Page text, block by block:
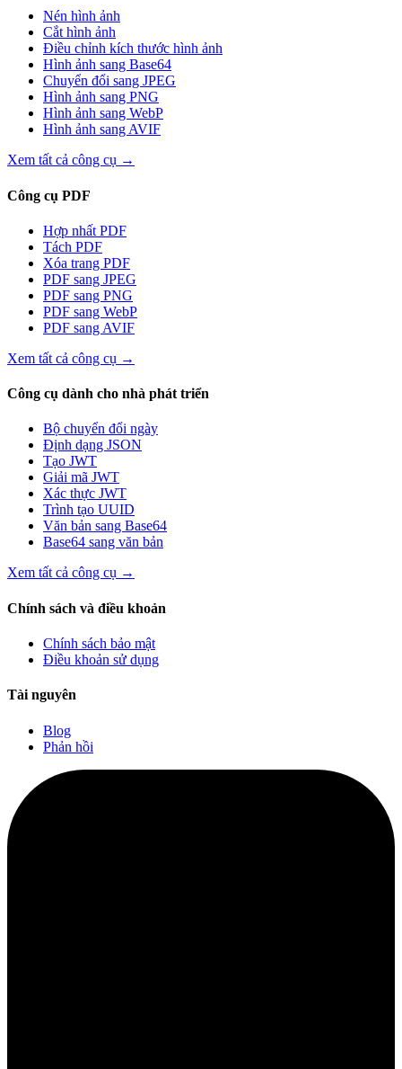
Nén hình ảnh
Cắt hình ảnh
Điều chỉnh kích thước hình ảnh
Hình ảnh sang Base64
Chuyển đổi sang JPEG
Hình ảnh sang PNG
Hình ảnh sang WebP
Hình ảnh sang AVIF
Xem tất cả công cụ →
Công cụ PDF
Hợp nhất PDF
Tách PDF
Xóa trang PDF
PDF sang JPEG
PDF sang PNG
PDF sang WebP
PDF sang AVIF
Xem tất cả công cụ →
Công cụ dành cho nhà phát triển
Bộ chuyển đổi ngày
Định dạng JSON
Tạo JWT
Giải mã JWT
Xác thực JWT
Trình tạo UUID
Văn bản sang Base64
Base64 sang văn bản
Xem tất cả công cụ →
Chính sách và điều khoản
Chính sách bảo mật
Điều khoản sử dụng
Tài nguyên
Blog
Phản hồi